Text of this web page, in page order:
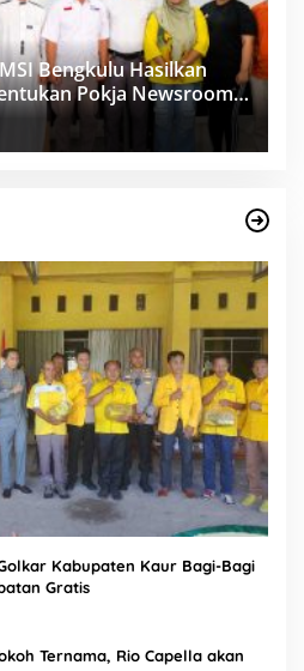
Bengkulu Hasilkan
Pokja Newsroom
Kabupaten Kaur Bagi-Bagi
Gratis
Ternama, Rio Capella akan